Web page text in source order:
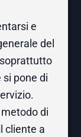
e
del
si pone di
di
cliente a